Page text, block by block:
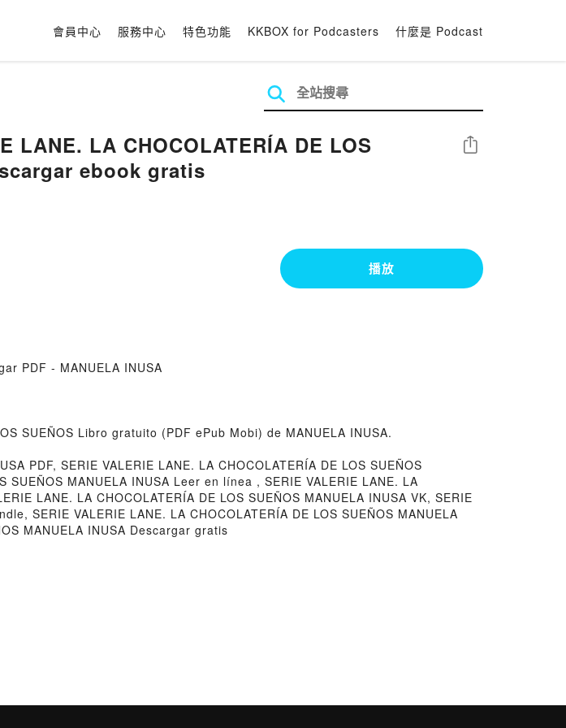
會員中心 服務中心 特色功能 KKBOX for Podcasters 什麼是 Podcast
LANE. LA CHOCOLATERÍA DE LOS
ebook gratis
分享
播放
PDF - MANUELA INUSA
SUEÑOS Libro gratuito (PDF ePub Mobi) de MANUELA INUSA.
PDF, SERIE VALERIE LANE. LA CHOCOLATERÍA DE LOS SUEÑOS
SUEÑOS MANUELA INUSA Leer en línea , SERIE VALERIE LANE. LA
LANE. LA CHOCOLATERÍA DE LOS SUEÑOS MANUELA INUSA VK, SERIE
SERIE VALERIE LANE. LA CHOCOLATERÍA DE LOS SUEÑOS MANUELA
MANUELA INUSA Descargar gratis